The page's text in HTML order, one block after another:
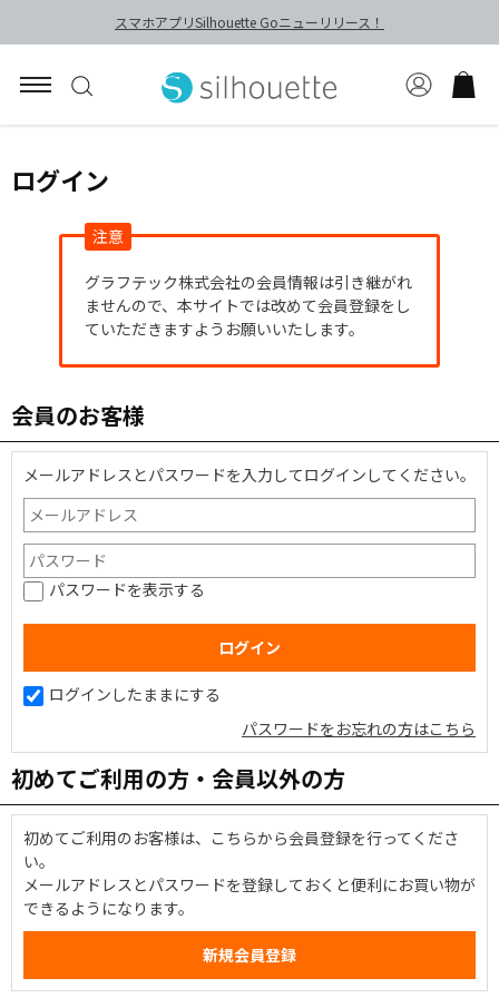
スマホアプリSilhouette Goニューリリース！
ログイン
注意
グラフテック株式会社の会員情報は引き継がれ
ませんので、本サイトでは改めて会員登録をし
ていただきますようお願いいたします。
会員のお客様
メールアドレスとパスワードを入力してログインしてください。
パスワードを表示する
ログインしたままにする
パスワードをお忘れの方はこちら
初めてご利用の方・会員以外の方
初めてご利用のお客様は、こちらから会員登録を行ってくださ
い。
メールアドレスとパスワードを登録しておくと便利にお買い物が
できるようになります。